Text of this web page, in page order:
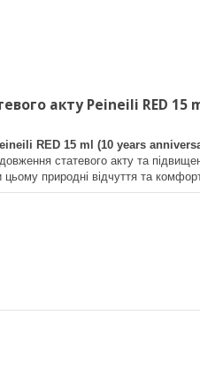
акту Peineili RED 15
RED 15 ml (10 years
статевого акту та
цьому природні відчуття та